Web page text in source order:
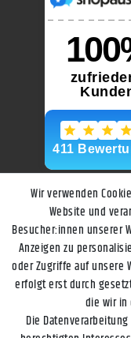
Wir verwenden
Website und
Besucher:innen unserer
Anzeigen zu
oder Zugriffe auf unsere
erfolgt erst durch
die wir in
Die